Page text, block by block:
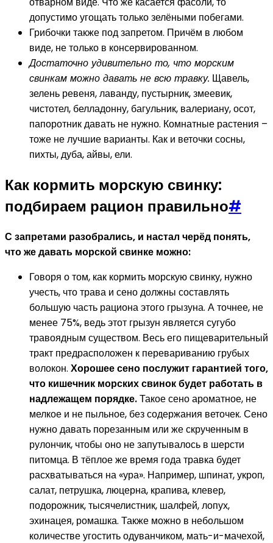
допустимо угощать только зелёными побегами.
Грибочки также под запретом. Причём в любом
виде, не только в консервированном.
Достаточно удивительно то, что морским
свинкам можно давать не всю травку. Щавель,
зелень ревеня, лаванду, пустырник, змеевик,
чистотел, белладонну, багульник, валериану, осот,
папоротник давать не нужно. Комнатные растения –
тоже не лучшие варианты. Как и веточки сосны,
пихты, дуба, айвы, ели.
Как кормить морскую свинку:
подбираем рацион правильно#
С запретами разобрались, и настал черёд понять,
что же давать морской свинке можно:
Говоря о том, как кормить морскую свинку, нужно
учесть, что трава и сено должны составлять
большую часть рациона этого грызуна. А точнее, не
менее 75%, ведь этот грызун является сугубо
травоядным существом. Весь его пищеварительный
тракт предрасположен к перевариванию грубых
волокон. Хорошее сено послужит гарантией того,
что кишечник морских свинок будет работать в
надлежащем порядке.Такое сено ароматное, не
мелкое и не пыльное, без содержания веточек. Сено
нужно давать порезанным или же скрученным в
рулончик, чтобы оно не запутывалось в шерсти
питомца. В тёплое же время года травка будет
расхватываться на «ура». Например, шпинат, укроп,
салат, петрушка, люцерна, крапива, клевер,
подорожник, тысячелистник, шалфей, лопух,
эхинацея, ромашка. Также можно в небольшом
количестве угостить одуванчиком, мать-и-мачехой,